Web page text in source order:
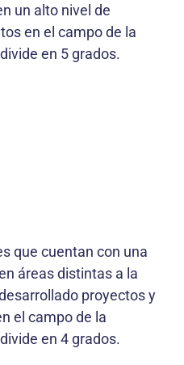
un alto nivel de
en el campo de la
en 5 grados.
que cuentan con una
áreas distintas a la
proyectos y
el campo de la
en 4 grados.